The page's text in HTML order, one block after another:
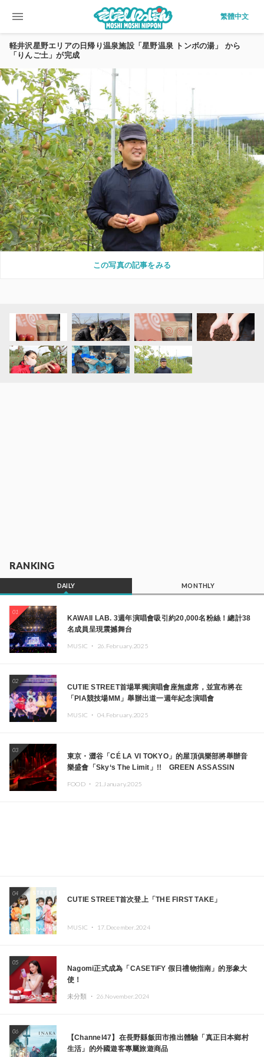
menu 繁體中文
軽井沢星野エリアの日帰り温泉施設「星野温泉 トンボの湯」 から
「りんご土」が完成
この写真の記事をみる
RANKING
DAILY MONTHLY
01
KAWAII LAB. 3週年演唱會吸引約20,000名粉絲！總計38
名成員呈現震撼舞台
MUSIC ・ 26.February.2025
02
CUTIE STREET首場單獨演唱會座無虛席，並宣布將在
「PIA競技場MM」舉辦出道一週年紀念演唱會
MUSIC ・ 04.February.2025
03
東京・澀谷「CÉ LA VI TOKYO」的屋頂俱樂部將舉辦音
樂盛會「Sky‘s The Limit」!! GREEN ASSASSIN
本頂尖DJ及創作者齊聚一堂
FOOD ・ 21.January.2025
04
CUTIE STREET首次登上「THE FIRST TAKE」
MUSIC ・ 17.December.2024
05
Nagomi正式成為「CASETiFY 假日禮物指南」的形象大
使！
未分類 ・ 26.November.2024
06
【Channel47】在長野縣飯田市推出體驗「真正日本鄉村
生活」的外國遊客專屬旅遊商品